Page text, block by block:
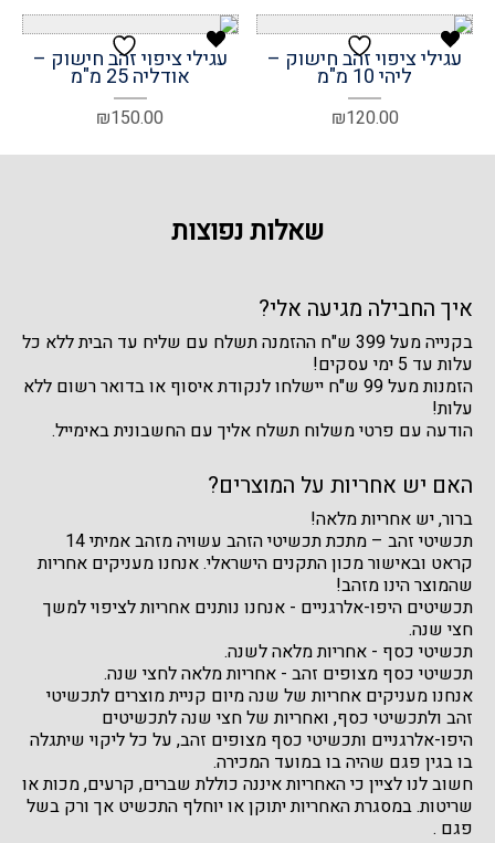
עגילי ציפוי זהב חישוק –
ליהי 10 מ"מ
₪120.00
עגילי ציפוי זהב חישוק –
אודליה 25 מ"מ
₪150.00
שאלות נפוצות
איך החבילה מגיעה אלי?
בקנייה מעל 399 ש"ח ההזמנה תשלח עם שליח עד הבית ללא כל
עלות עד 5 ימי עסקים!
הזמנות מעל 99 ש"ח יישלחו לנקודת איסוף או בדואר רשום ללא
עלות!
הודעה עם פרטי משלוח תשלח אליך עם החשבונית באימייל.
האם יש אחריות על המוצרים?
ברור, יש אחריות מלאה!
תכשיטי זהב – מתכת תכשיטי הזהב עשויה מזהב אמיתי 14
קראט ובאישור מכון התקנים הישראלי. אנחנו מעניקים אחריות
שהמוצר הינו מזהב!
תכשיטים היפו-אלרגניים - אנחנו נותנים אחריות לציפוי למשך
חצי שנה.
תכשיטי כסף - אחריות מלאה לשנה.
תכשיטי כסף מצופים זהב - אחריות מלאה לחצי שנה.
אנחנו מעניקים אחריות של שנה מיום קניית מוצרים לתכשיטי
זהב ולתכשיטי כסף, ואחריות של חצי שנה לתכשיטים
היפו-אלרגניים ותכשיטי כסף מצופים זהב, על כל ליקוי שיתגלה
בו בגין פגם שהיה בו במועד המכירה.
חשוב לנו לציין כי האחריות איננה כוללת שברים, קרעים, מכות או
שריטות. במסגרת האחריות יתוקן או יוחלף התכשיט אך ורק בשל
פגם .